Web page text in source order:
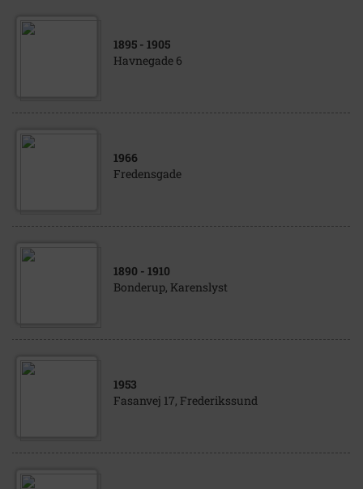
1895 - 1905
Havnegade 6
1966
Fredensgade
1890 - 1910
Bonderup, Karenslyst
1953
Fasanvej 17, Frederikssund